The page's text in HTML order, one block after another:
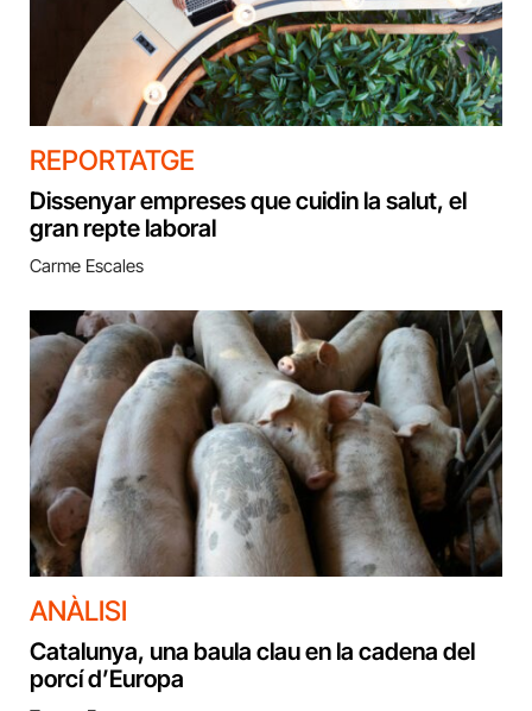
REPORTATGE
Dissenyar empreses que cuidin la salut, el
gran repte laboral
Carme Escales
ANÀLISI
Catalunya, una baula clau en la cadena del
porcí d’Europa